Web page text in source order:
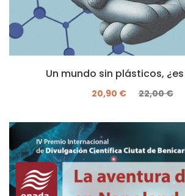
Un mundo sin plásticos,
20,90 € 22,00 €